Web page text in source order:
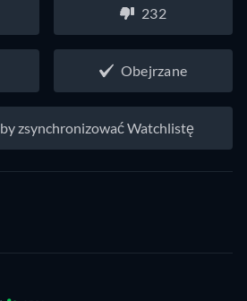
232
Obejrzane
zsynchronizować Watchlistę